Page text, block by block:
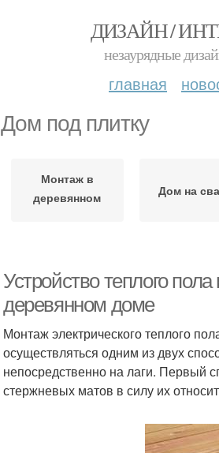
ДИЗАЙН /
незаурядные
главная
Дом под плитку
Монтаж в
деревянном
Дом на
Устройство теплого
деревянном доме
Монтаж электрического теплого
осуществляться одним из двух
непосредственно на лаги. Первый
стержневых матов в силу их